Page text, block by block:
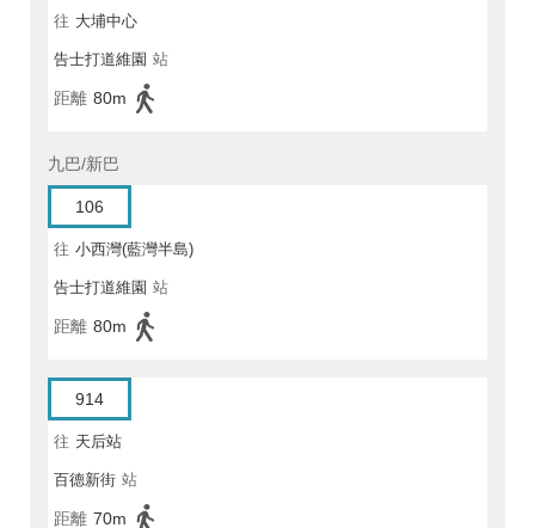
往 大埔中心
告士打道維園 站
距離 80m
九巴/新巴
106
往 小西灣(藍灣半島)
告士打道維園 站
距離 80m
914
往 天后站
百德新街 站
距離 70m